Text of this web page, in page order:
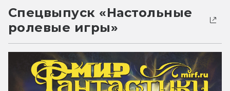
Спецвыпуск «Настольные
ролевые игры»